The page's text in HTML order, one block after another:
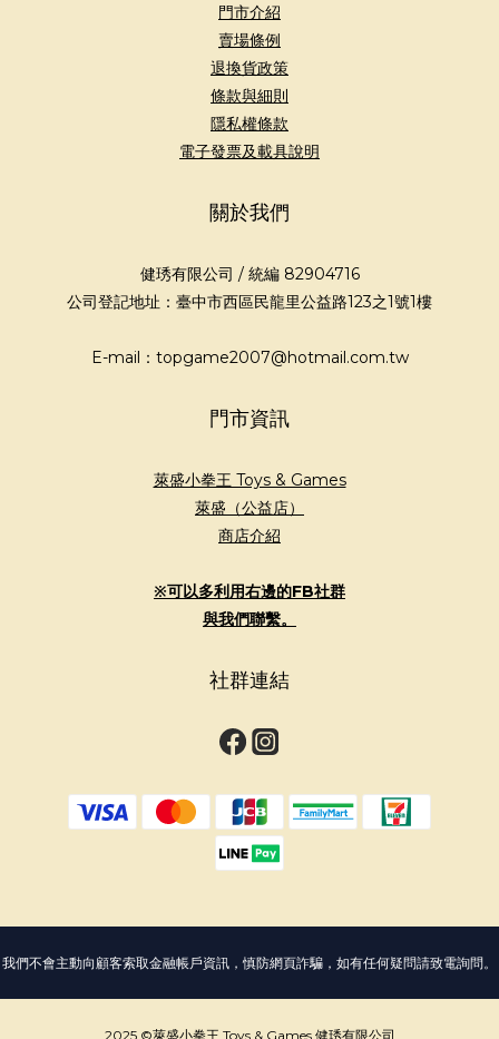
門市介紹
賣場條例
退換貨政策
條款與細則
隱私權條款
電子發票及載具說明
關於我們
健琇有限公司 / 統編 82904716
公司登記地址：臺中市西區民龍里公益路123之1號1樓
E-mail：topgame2007@hotmail.com.tw
門市資訊
萊盛小拳王 Toys & Games
萊盛（公益店）
商店介紹
※可以多利用右邊的FB社群
與我們聯繫。
社群連結
我們不會主動向顧客索取金融帳戶資訊，慎防網頁詐騙，如有任何疑問請致電詢問。
2025 ©萊盛小拳王 Toys & Games 健琇有限公司